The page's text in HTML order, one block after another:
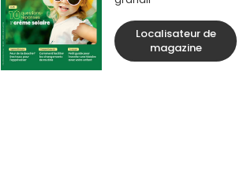
Localisateur de
magazine